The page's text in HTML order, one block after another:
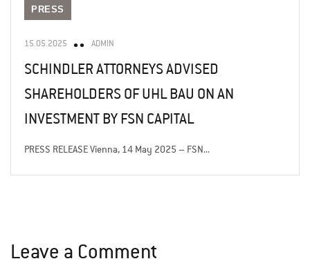
PRESS
15.05.2025 ADMIN
SCHINDLER ATTORNEYS ADVISED
SHAREHOLDERS OF UHL BAU ON AN
INVESTMENT BY FSN CAPITAL
PRESS RELEASE Vienna, 14 May 2025 – FSN...
Leave a Comment